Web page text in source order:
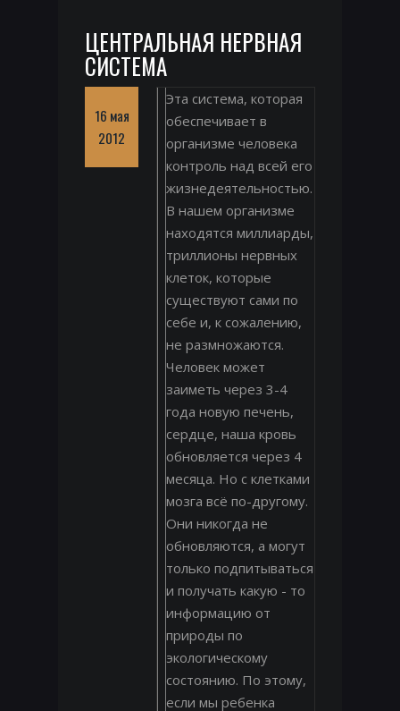
ЦЕНТРАЛЬНАЯ НЕРВНАЯ
СИСТЕМА
16 мая
2012
Эта система, которая
обеспечивает в
организме человека
контроль над всей его
жизнедеятельностью.
В нашем организме
находятся миллиарды,
триллионы нервных
клеток, которые
существуют сами по
себе и, к сожалению,
не размножаются.
Человек может
заиметь через 3-4
года новую печень,
сердце, наша кровь
обновляется через 4
месяца. Но с клетками
мозга всё по-другому.
Они никогда не
обновляются, а могут
только подпитываться
и получать какую - то
информацию от
природы по
экологическому
состоянию. По этому,
если мы ребенка